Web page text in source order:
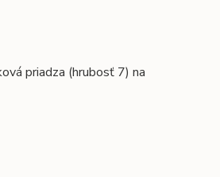
priadza (hrubosť 7) na